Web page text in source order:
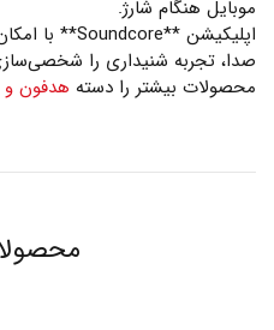
موبایل هنگام شارژ.
صدا، تجربه شنیداری را
محصولات بیشتر را دسته هدفون و